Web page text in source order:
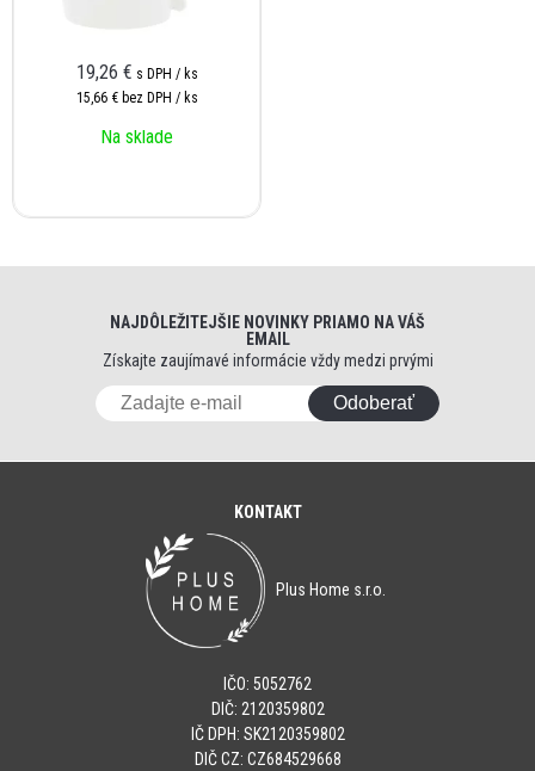
19,26 € s DPH / ks
15,66 € bez DPH / ks
Na sklade
NAJDÔLEŽITEJŠIE NOVINKY PRIAMO NA VÁŠ
EMAIL
Získajte zaujímavé informácie vždy medzi prvými
Odoberať
KONTAKT
Plus Home s.r.o.
IČO: 5052762
DIČ: 2120359802
IČ DPH: SK2120359802
DIČ CZ: CZ684529668